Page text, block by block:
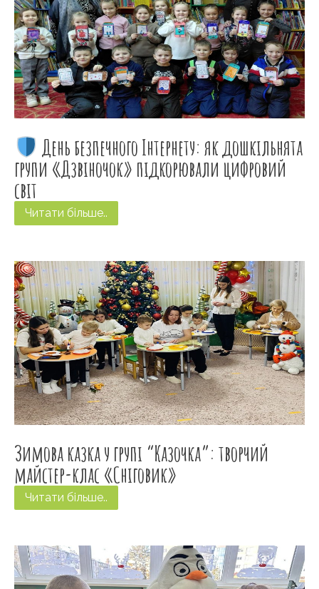
День безпечного Інтернету: як дошкільнята
групи «Дзвіночок» підкорювали цифровий
світ
Читати більше..
Зимова казка у групі “Казочка”: творчий
майстер-клас «Сніговик»
Читати більше..